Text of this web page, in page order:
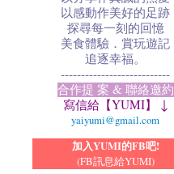
以感動作美好的足跡
探尋每一刻的回憶
美食體驗．賞玩遊記
追逐幸福。
---------------------------
合作提 案 & 聯絡邀約
寫信給【YUMI】 ↓
yaiyumi@gmail.com
加入YUMI的FB吧!
(FB訊息給YUMI)